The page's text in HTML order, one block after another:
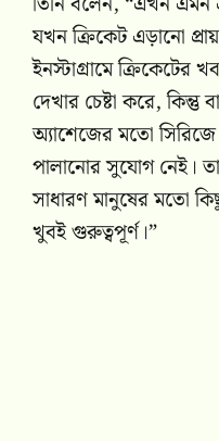
যখন ক্রিকেট এড়ানো
ইনস্টাগ্রামে
দেখার চেষ্টা করে, কিন্তু
অ্যাশেজের মতো
পালানোর সুযোগ নেই।
সাধারণ মানুষের মতো
খুবই গুরুত্বপূর্ণ।”